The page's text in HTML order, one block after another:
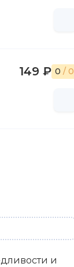
149 ₽ 0 / 0
и